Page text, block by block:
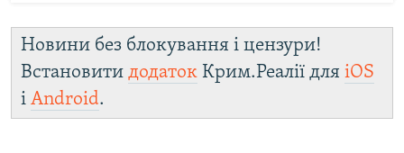
Новини без блокування і цензури!
Встановити додаток Крим.Реалії для iOS
і Android.